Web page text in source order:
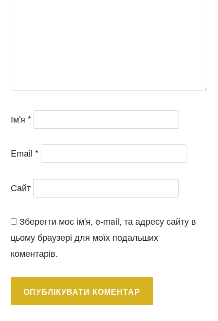
Ім'я *
Email *
Сайт
Зберегти моє ім'я, e-mail, та адресу сайту в
цьому браузері для моїх подальших
коментарів.